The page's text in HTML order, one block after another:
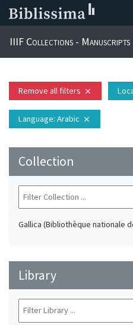
IIIF Collections -
Remove all filters close
Language: Arabic close
Collection
Gallica (Bibliothèque nationale
Library